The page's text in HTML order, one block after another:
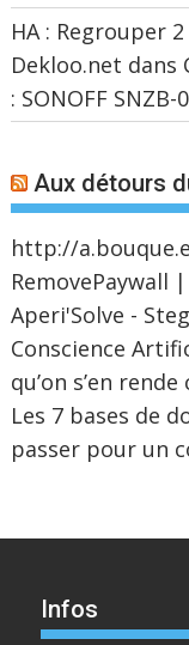
HA : Regrouper
Dekloo.net dans
: SONOFF SNZB-
Aux détours
http://
RemovePaywall
Aperi'Solve -
Conscience
qu’on s’en
Les 7 bases de
passer pour un
Infos